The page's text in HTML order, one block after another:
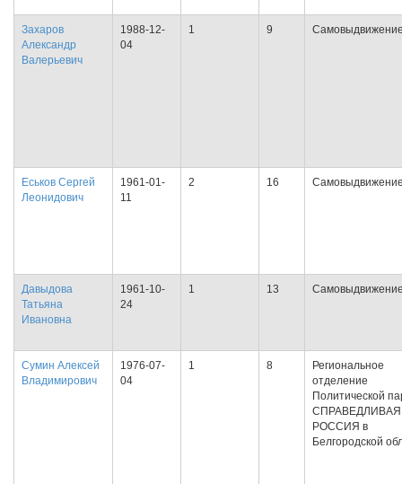
Захаров
Александр
Валерьевич
1988-12-
04
1 9
Еськов Сергей
Леонидович
1961-01-
11
2 16
Давыдова
Татьяна
Ивановна
1961-10-
24
1 13
Сумин Алексей
Владимирович
1976-07-
04
1 8
Региональное
отделение
Политической
СПРАВЕДЛИВАЯ
РОССИЯ в
Белгородской